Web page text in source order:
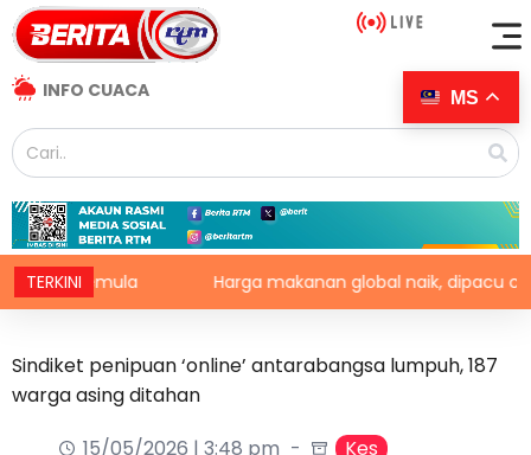
INFO CUACA
TERKINI
semula Harga makanan global naik, dipacu cuaca
Sindiket penipuan ‘online’ antarabangsa lumpuh, 187
warga asing ditahan
15/05/2026 | 3:48 pm
Kes
MS